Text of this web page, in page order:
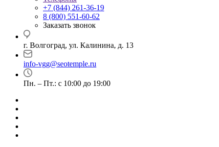
+7 (844) 261-36-19
8 (800) 551-60-62
Заказать звонок
г. Волгоград, ул. Калинина, д. 13
info-vgg@seotemple.ru
Пн. – Пт.: с 10:00 до 19:00